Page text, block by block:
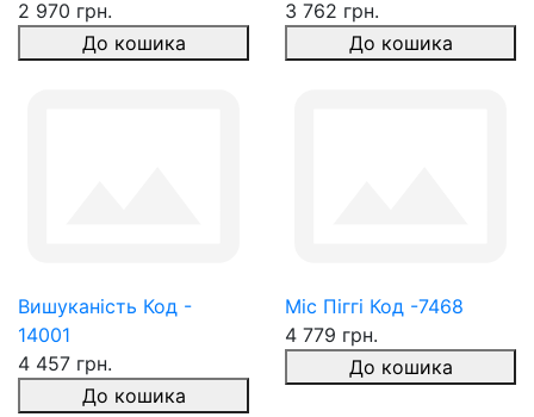
2 970 грн.
До кошика
3 762 грн.
До кошика
Вишуканість Код -
14001
4 457 грн.
До кошика
Міс Піггі Код -7468
4 779 грн.
До кошика